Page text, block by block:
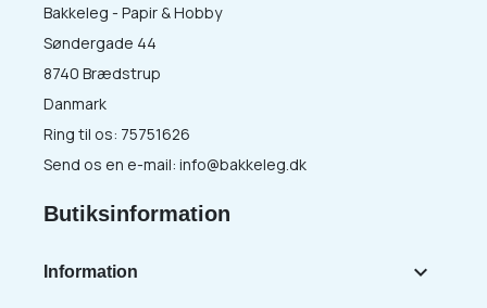
Bakkeleg - Papir & Hobby
Søndergade 44
8740 Brædstrup
Danmark
Ring til os: 75751626
Send os en e-mail: info@bakkeleg.dk
Butiksinformation
Information 